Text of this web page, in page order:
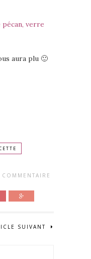
aura plu 🙂
SUIVANT